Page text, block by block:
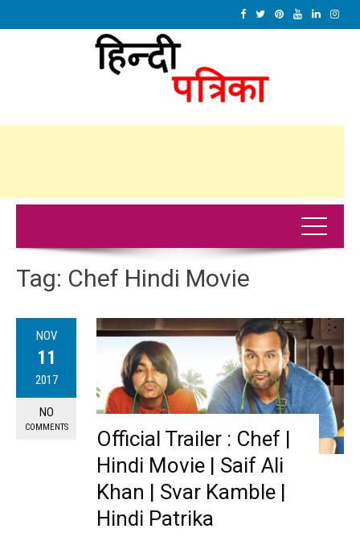
Tag: Chef Hindi Movie
NOV
11
2017
NO
COMMENTS
Official Trailer : Chef |
Hindi Movie | Saif Ali
Khan | Svar Kamble |
Hindi Patrika